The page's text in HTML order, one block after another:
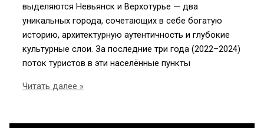
выделяются Невьянск и Верхотурье — два
уникальных города, сочетающих в себе богатую
историю, архитектурную аутентичность и глубокие
культурные слои. За последние три года (2022–2024)
поток туристов в эти населённые пункты
Путешествие
Читать далее »